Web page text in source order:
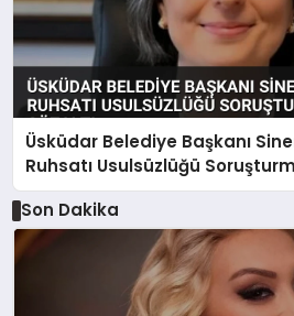
Üsküdar Belediye Başkanı
Ruhsatı Usulsüzlüğü
Gözaltı
Son Dakika